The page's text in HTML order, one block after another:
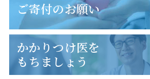
ご寄付のお願い
かかりつけ医を
もちましょう